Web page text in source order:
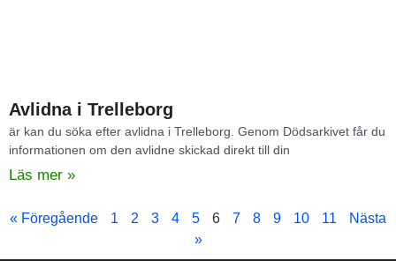
Avlidna i Trelleborg​
är kan du söka efter avlidna i Trelleborg. Genom Dödsarkivet får du
informationen om den avlidne skickad direkt till din
Läs mer »
« Föregående 1 2 3 4 5 6 7 8 9 10 11
Nästa
»